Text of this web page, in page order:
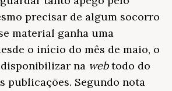
precisar de algum socorro
material ganha uma
o início do mês de maio, o
na webtodo do
publicações. Segundo nota